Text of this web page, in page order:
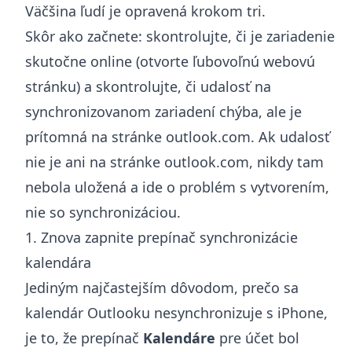
Väčšina ľudí je opravená krokom tri.
Skôr ako začnete: skontrolujte, či je zariadenie
skutočne online (otvorte ľubovoľnú webovú
stránku) a skontrolujte, či udalosť na
synchronizovanom zariadení chýba, ale je
prítomná na stránke outlook.com. Ak udalosť
nie je ani na stránke outlook.com, nikdy tam
nebola uložená a ide o problém s vytvorením,
nie so synchronizáciou.
1. Znova zapnite prepínač synchronizácie
kalendára
Jediným najčastejším dôvodom, prečo sa
kalendár Outlooku nesynchronizuje s iPhone,
je to, že prepínač Kalendáre pre účet bol